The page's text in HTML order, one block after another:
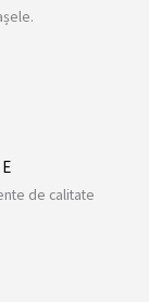
de calitate